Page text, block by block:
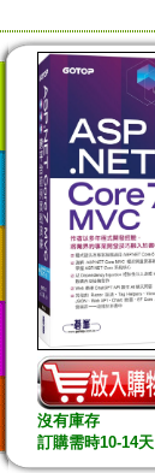
沒有庫存
訂購需時10-14天